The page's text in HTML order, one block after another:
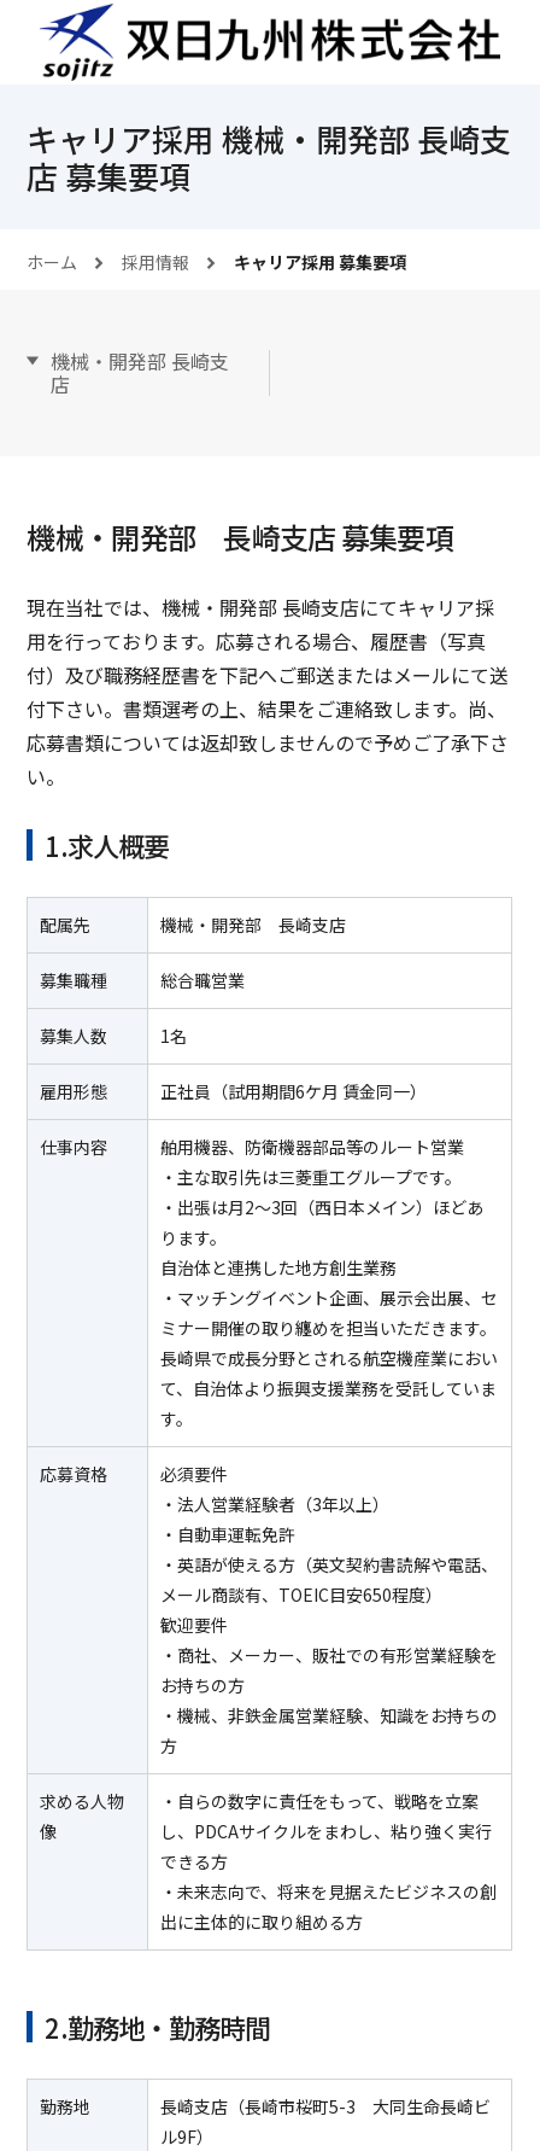
キャリア採用 機械・開発部 長崎支
店 募集要項
ホーム 採用情報 キャリア採用 募集要項
機械・開発部 長崎支
店
機械・開発部 長崎支店 募集要項
現在当社では、機械・開発部 長崎支店にてキャリア採
用を行っております。応募される場合、履歴書（写真
付）及び職務経歴書を下記へご郵送またはメールにて送
付下さい。書類選考の上、結果をご連絡致します。尚、
応募書類については返却致しませんので予めご了承下さ
い。
1.求人概要
配属先 機械・開発部 長崎支店
募集職種 総合職営業
募集人数 1名
雇用形態 正社員（試用期間6ケ月 賃金同一）
仕事内容
舶用機器、防衛機器部品等のルート営業
・主な取引先は三菱重工グループです。
・出張は月2～3回（西日本メイン）ほどあ
ります。
自治体と連携した地方創生業務
・マッチングイベント企画、展示会出展、セ
ミナー開催の取り纏めを担当いただきます。
長崎県で成長分野とされる航空機産業におい
て、自治体より振興支援業務を受託していま
す。
応募資格
必須要件
・法人営業経験者（3年以上）
・自動車運転免許
・英語が使える方（英文契約書読解や電話、
メール商談有、TOEIC目安650程度）
歓迎要件
・商社、メーカー、販社での有形営業経験を
お持ちの方
・機械、非鉄金属営業経験、知識をお持ちの
方
求める人物
像
・自らの数字に責任をもって、戦略を立案
し、PDCAサイクルをまわし、粘り強く実行
できる方
・未来志向で、将来を見据えたビジネスの創
出に主体的に取り組める方
2.勤務地・勤務時間
勤務地
長崎支店（長崎市桜町5-3 大同生命長崎ビ
ル9F）